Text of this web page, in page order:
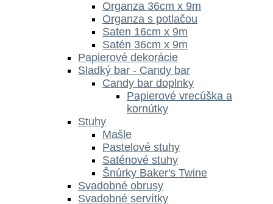
Organza 36cm x 9m
Organza s potlačou
Saten 16cm x 9m
Satén 36cm x 9m
Papierové dekorácie
Sladký bar - Candy bar
Candy bar doplnky
Papierové vrecúška a
kornútky
Stuhy
Mašle
Pastelové stuhy
Saténové stuhy
Šnúrky Baker's Twine
Svadobné obrusy
Svadobné servítky